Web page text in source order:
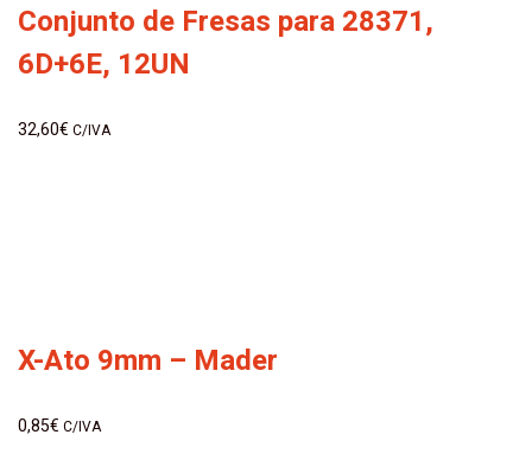
Conjunto de Fresas para 28371,
6D+6E, 12UN
32,60€ C/IVA
X-Ato 9mm – Mader
0,85€ C/IVA